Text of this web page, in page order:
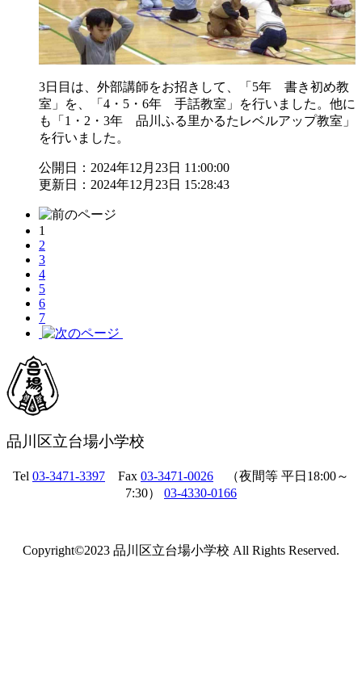
3日目は、外部講師をお招きして、「5年 書き初め教
室」を、「4・5・6年 手話教室」を行いました。他に
も「1・2・3年 品川ふる里かるたレベルアップ教室」
を行いました。
公開日：2024年12月23日 11:00:00
更新日：2024年12月23日 15:28:43
1
2
3
4
5
6
7
品川区立台場小学校
Tel 03-3471-3397 Fax 03-3471-0026 （夜間等 平日18:00～
7:30） 03-4330-0166
Copyright©2023 品川区立台場小学校 All Rights Reserved.